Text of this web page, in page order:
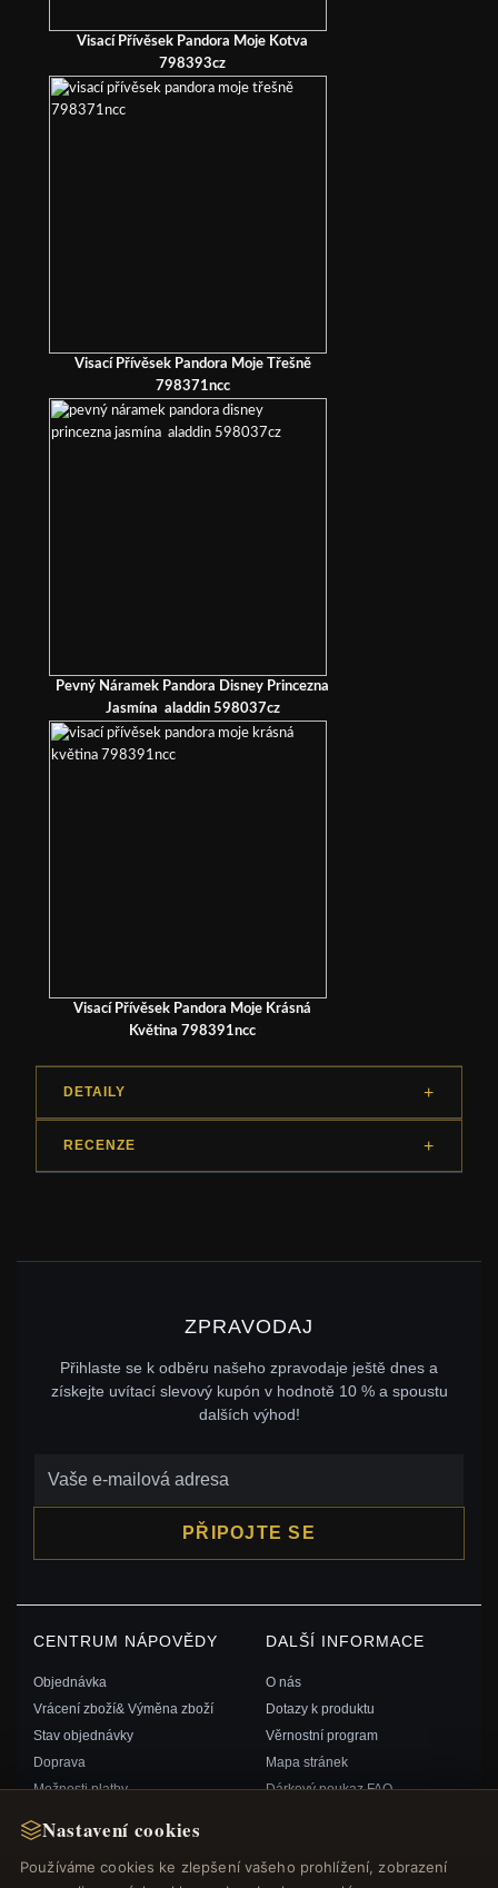
Nastavení cookies
Používáme cookies ke zlepšení vašeho prohlížení, zobrazení
Visací Přívěsek Pandora Moje Kotva
798393cz
Visací Přívěsek Pandora Moje Třešně
798371ncc
Pevný Náramek Pandora Disney Princezna
Jasmína aladdin 598037cz
Visací Přívěsek Pandora Moje Krásná
Květina 798391ncc
DETAILY
RECENZE
ZPRAVODAJ
Přihlaste se k odběru našeho zpravodaje ještě dnes a
získejte uvítací slevový kupón v hodnotě 10 % a spoustu
dalších výhod!
PŘIPOJTE SE
CENTRUM NÁPOVĚDY
Objednávka
Vrácení zboží& Výměna zboží
Stav objednávky
Doprava
Možnosti platby
Kontaktujte nás
DALŠÍ INFORMACE
O nás
Dotazy k produktu
Věrnostní program
Mapa stránek
Dárkový poukaz FAQ